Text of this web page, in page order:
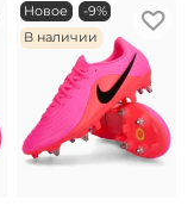
Новое
-9%
В наличии